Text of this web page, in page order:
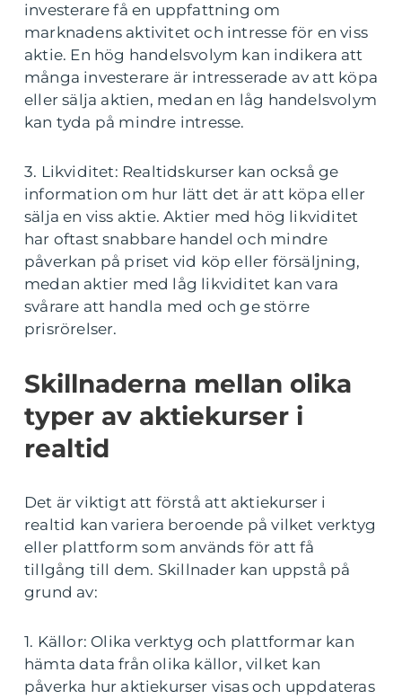
investerare få en uppfattning om
marknadens aktivitet och intresse för en viss
aktie. En hög handelsvolym kan indikera att
många investerare är intresserade av att köpa
eller sälja aktien, medan en låg handelsvolym
kan tyda på mindre intresse.
3. Likviditet: Realtidskurser kan också ge
information om hur lätt det är att köpa eller
sälja en viss aktie. Aktier med hög likviditet
har oftast snabbare handel och mindre
påverkan på priset vid köp eller försäljning,
medan aktier med låg likviditet kan vara
svårare att handla med och ge större
prisrörelser.
Skillnaderna mellan olika
typer av aktiekurser i
realtid
Det är viktigt att förstå att aktiekurser i
realtid kan variera beroende på vilket verktyg
eller plattform som används för att få
tillgång till dem. Skillnader kan uppstå på
grund av:
1. Källor: Olika verktyg och plattformar kan
hämta data från olika källor, vilket kan
påverka hur aktiekurser visas och uppdateras